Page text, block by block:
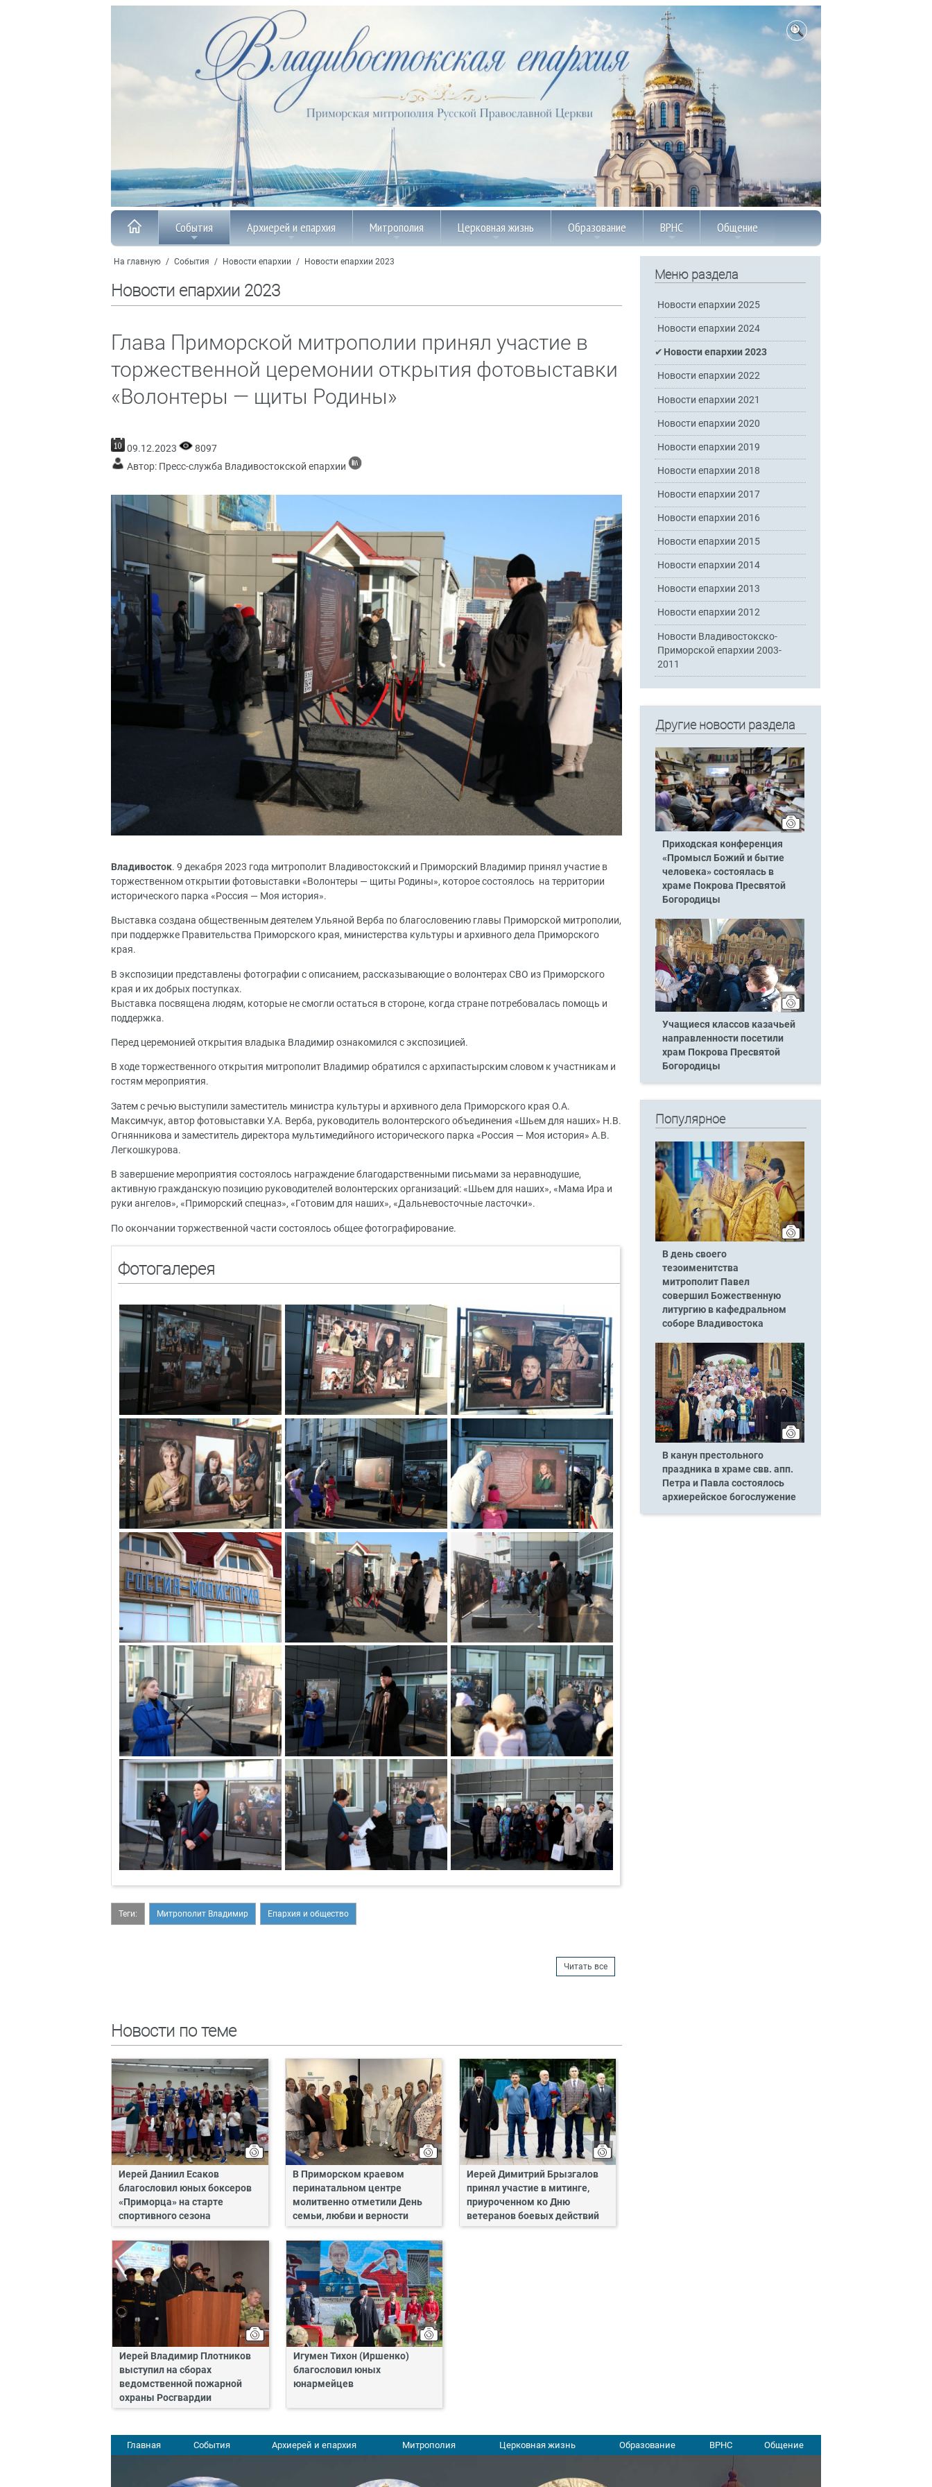
События Архиерей и епархия Митрополия Церковная жизнь Образование ВРНС Общение
На главную / События / Новости епархии / Новости епархии 2023
Новости епархии 2023
Глава Приморской митрополии принял участие в
торжественной церемонии открытия фотовыставки
«Волонтеры — щиты Родины»
09.12.2023
8097
Автор: Пресс-служба Владивостокской епархии
Владивосток. 9 декабря 2023 года митрополит Владивостокский и Приморский Владимир принял участие в
торжественном открытии фотовыставки «Волонтеры — щиты Родины», которое состоялось на территории
исторического парка «Россия — Моя история».
Выставка создана общественным деятелем Ульяной Верба по благословению главы Приморской митрополии,
при поддержке Правительства Приморского края, министерства культуры и архивного дела Приморского
края.
В экспозиции представлены фотографии с описанием, рассказывающие о волонтерах СВО из Приморского
края и их добрых поступках.
Выставка посвящена людям, которые не смогли остаться в стороне, когда стране потребовалась помощь и
поддержка.
Перед церемонией открытия владыка Владимир ознакомился с экспозицией.
В ходе торжественного открытия митрополит Владимир обратился с архипастырским словом к участникам и
гостям мероприятия.
Затем с речью выступили заместитель министра культуры и архивного дела Приморского края О.А.
Максимчук, автор фотовыставки У.А. Верба, руководитель волонтерского объединения «Шьем для наших» Н.В.
Огнянникова и заместитель директора мультимедийного исторического парка «Россия — Моя история» А.В.
Легкошкурова.
В завершение мероприятия состоялось награждение благодарственными письмами за неравнодушие,
активную гражданскую позицию руководителей волонтерских организаций: «Шьем для наших», «Мама Ира и
руки ангелов», «Приморский спецназ», «Готовим для наших», «Дальневосточные ласточки».
По окончании торжественной части состоялось общее фотографирование.
Фотогалерея
Теги: Митрополит Владимир Епархия и общество
Читать все
Новости по теме
Иерей Даниил Есаков
благословил юных боксеров
«Приморца» на старте
спортивного сезона
В Приморском краевом
перинатальном центре
молитвенно отметили День
семьи, любви и верности
Иерей Димитрий Брызгалов
принял участие в митинге,
приуроченном ко Дню
ветеранов боевых действий
Иерей Владимир Плотников
выступил на сборах
ведомственной пожарной
охраны Росгвардии
Игумен Тихон (Иршенко)
благословил юных
юнармейцев
Меню раздела
Новости епархии 2025
Новости епархии 2024
Новости епархии 2023
Новости епархии 2022
Новости епархии 2021
Новости епархии 2020
Новости епархии 2019
Новости епархии 2018
Новости епархии 2017
Новости епархии 2016
Новости епархии 2015
Новости епархии 2014
Новости епархии 2013
Новости епархии 2012
Новости Владивостокско-
Приморской епархии 2003-
2011
Другие новости раздела
Приходская конференция
«Промысл Божий и бытие
человека» состоялась в
храме Покрова Пресвятой
Богородицы
Учащиеся классов казачьей
направленности посетили
храм Покрова Пресвятой
Богородицы
Популярное
В день своего
тезоименитства
митрополит Павел
совершил Божественную
литургию в кафедральном
соборе Владивостока
В канун престольного
праздника в храме свв. апп.
Петра и Павла состоялось
архиерейское богослужение
Главная События Архиерей и епархия Митрополия Церковная жизнь Образование ВРНС Общение